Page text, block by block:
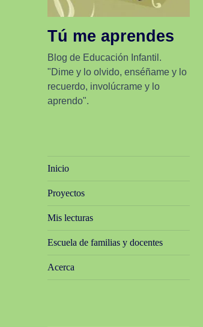
Tú me aprendes
Blog de Educación Infantil.
"Dime y lo olvido, enséñame y lo
recuerdo, involúcrame y lo
aprendo".
Inicio
Proyectos
Mis lecturas
Escuela de familias y docentes
Acerca